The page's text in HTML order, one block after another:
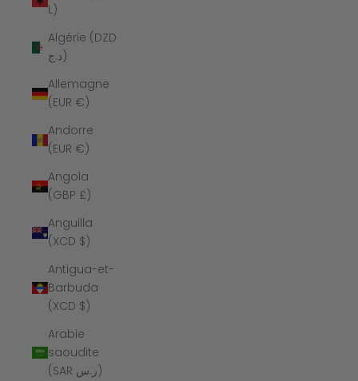
L)
Algérie (DZD
د.ج)
Allemagne
(EUR €)
Andorre
(EUR €)
Angola
(GBP £)
Anguilla
(XCD $)
Antigua-et-
Barbuda
(XCD $)
Arabie
saoudite
(SAR ر.س)